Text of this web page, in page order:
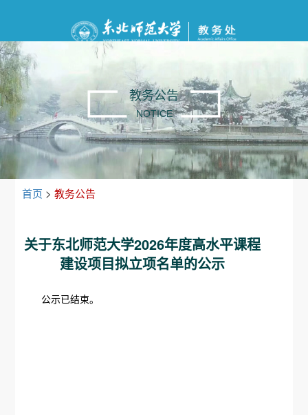
教务公告
NOTICE
首页 > 教务公告
关于东北师范大学2026年度高水平课程
建设项目拟立项名单的公示
公示已结束。